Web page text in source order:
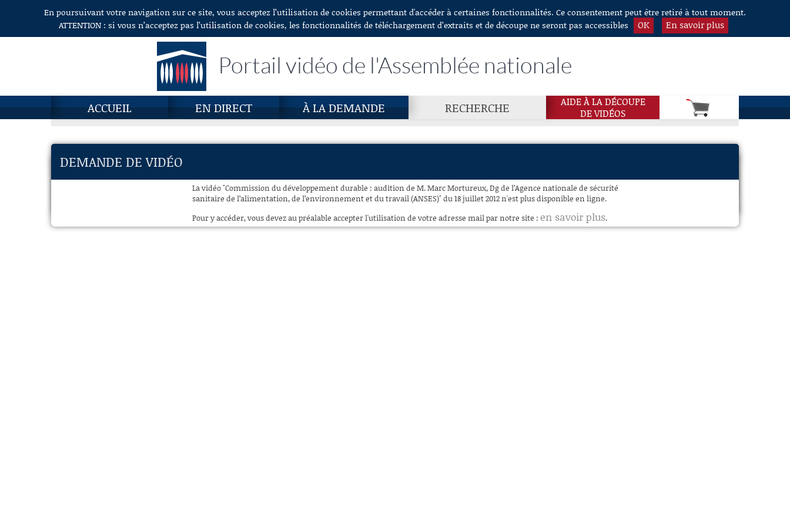
Aller au contenuEn poursuivant votre navigation sur ce site, vous acceptez l’utilisation de cookies permettant d'accéder à certaines fonctionnalités. Ce consentement peut être retiré à tout moment.
ATTENTION : si vous n’acceptez pas l’utilisation de cookies, les fonctionnalités de téléchargement d’extraits et de découpe ne seront pas accessibles
OK En savoir plus
Portail vidéo de l'Assemblée nationale
ACCUEIL EN DIRECT À LA DEMANDE RECHERCHE
AIDE À LA DÉCOUPE
DE VIDÉOS
DEMANDE DE VIDÉO
La vidéo "Commission du développement durable : audition de M. Marc Mortureux, Dg de l’Agence nationale de sécurité
sanitaire de l’alimentation, de l’environnement et du travail (ANSES)" du 18 juillet 2012 n'est plus disponible en ligne.
Pour y accéder, vous devez au préalable accepter l'utilisation de votre adresse mail par notre site : en savoir plus.